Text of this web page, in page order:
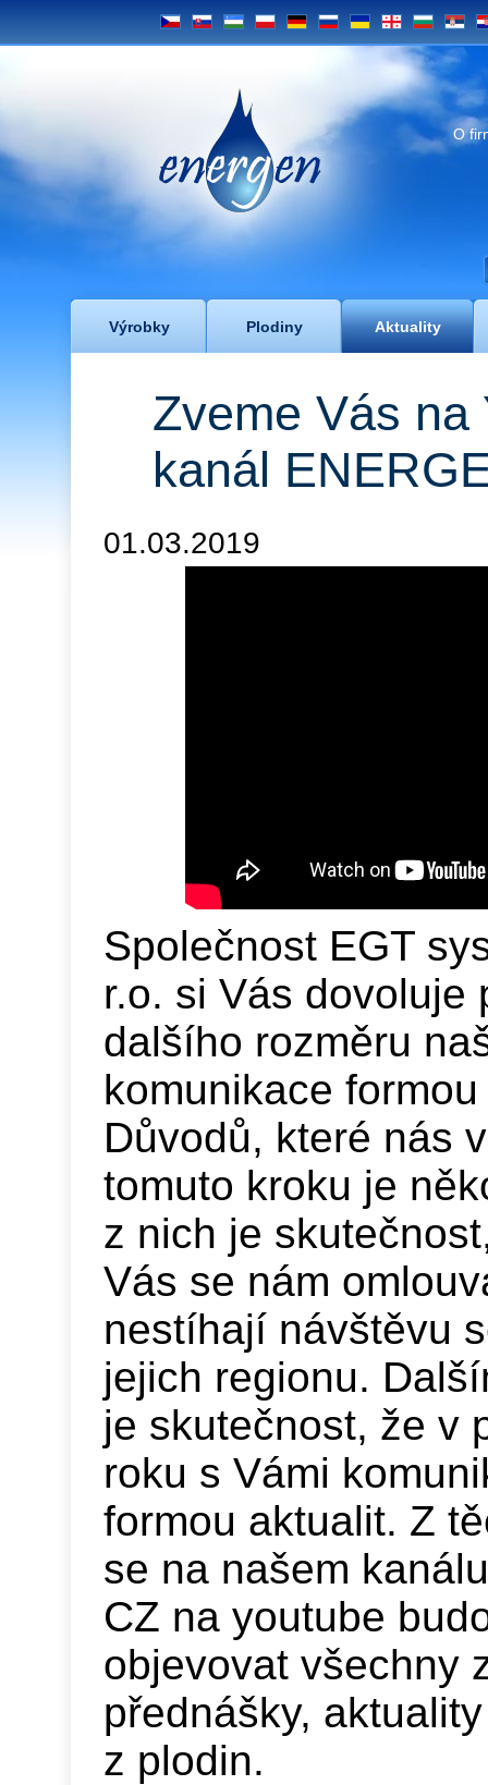
CS SK UZ PL DE RU UA GE BG SRB
Energen
O
Výrobky Plodiny Aktuality
​Zveme Vás na
kanál
01.03.2019
Společnost EGT
r.o. si Vás dovoluje
dalšího rozměru
komunikace
Důvodů, které nás
tomuto kroku je
z nich je
Vás se nám
nestíhají návštěvu
jejich regionu.
je skutečnost, že v
roku s Vámi
formou aktualit. Z
se na našem
CZ na youtube
objevovat všechny
přednášky,
z plodin.